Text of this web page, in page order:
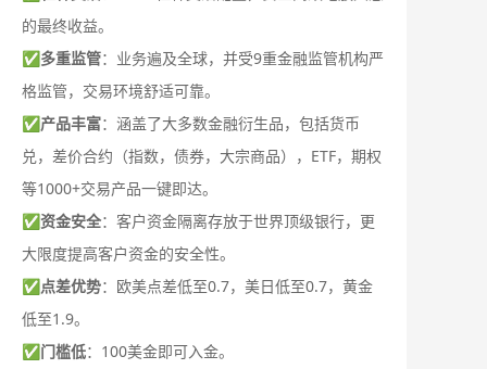
的最终收益。
✅多重监管：业务遍及全球，并受9重金融监管机构严
格监管，交易环境舒适可靠。
✅产品丰富：涵盖了大多数金融衍生品，包括货币
兑，差价合约（指数，债券，大宗商品），ETF，期权
等1000+交易产品一键即达。
✅资金安全：客户资金隔离存放于世界顶级银行，更
大限度提高客户资金的安全性。
✅点差优势：欧美点差低至0.7，美日低至0.7，黄金
低至1.9。
✅门槛低：100美金即可入金。